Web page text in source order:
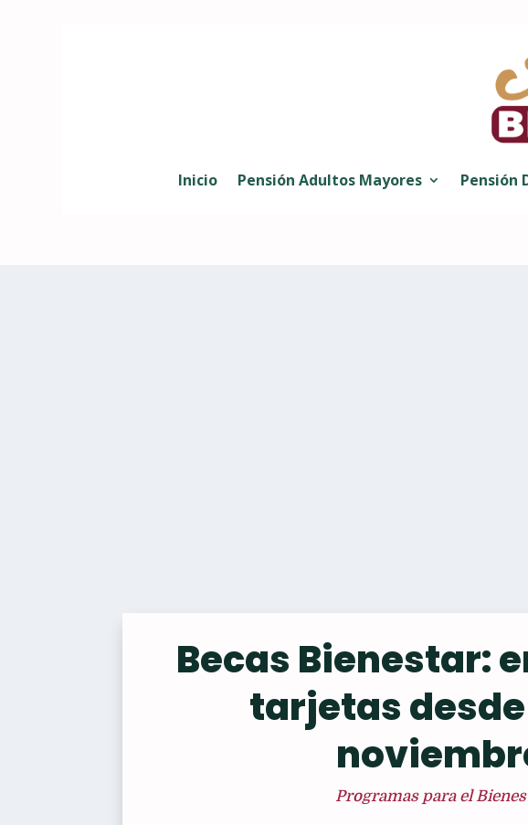
Inicio Pensión Adultos Mayores Pensión
Becas Bienestar:
tarjetas desde
Programas para el